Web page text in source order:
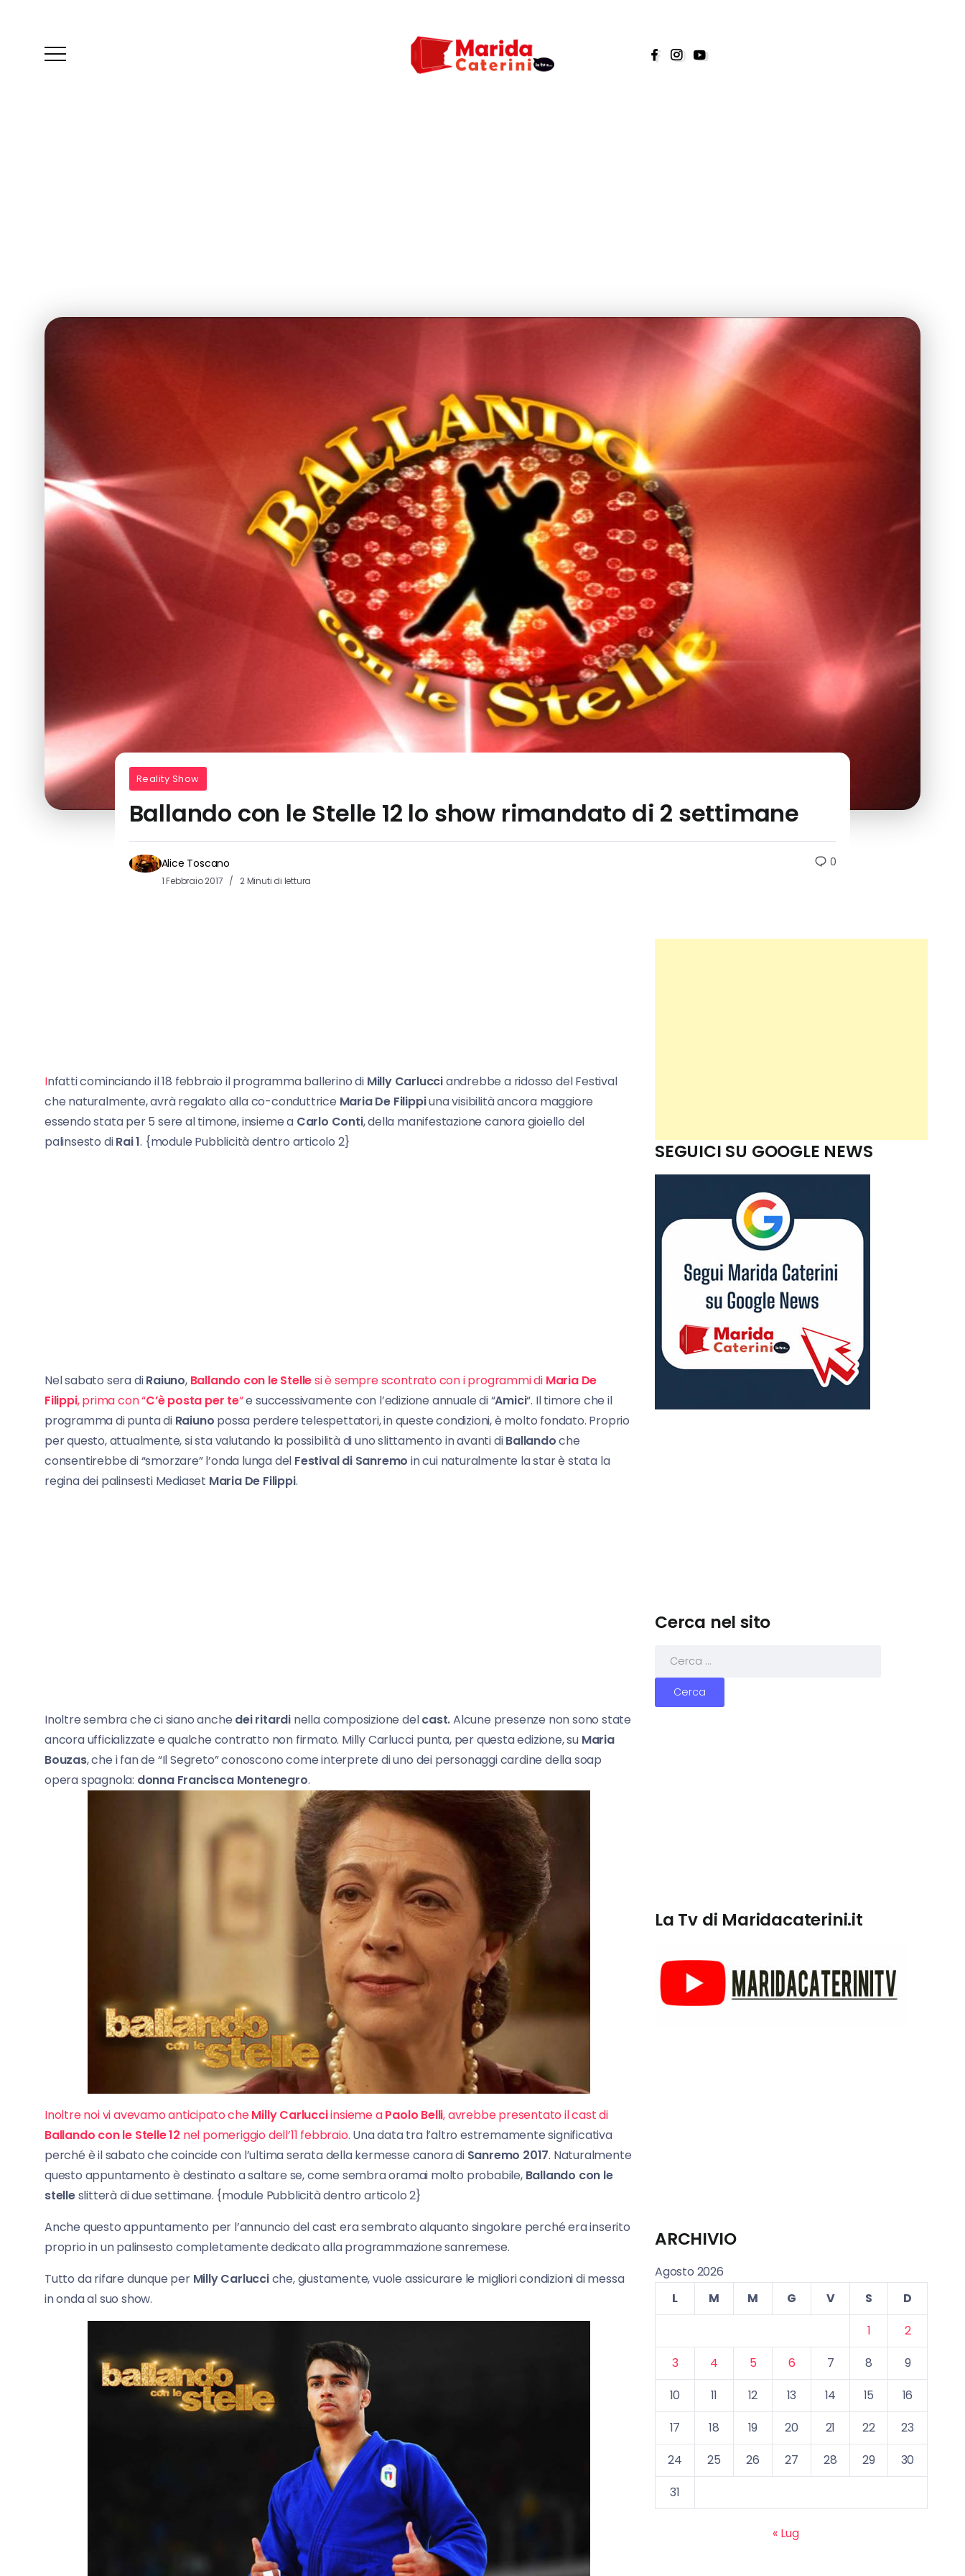
Reality Show
Ballando con le Stelle 12 lo show rimandato di 2 settimane
Alice Toscano
1 Febbraio 2017 2 Minuti di lettura
0
Infatti cominciando il 18 febbraio il programma ballerino di Milly Carlucciandrebbe a ridosso del Festival
che naturalmente, avrà regalato alla co-conduttrice Maria De Filippiuna visibilità ancora maggiore
essendo stata per 5 sere al timone, insieme a Carlo Conti, della manifestazione canora gioiello del
palinsesto diRai 1. {module Pubblicità dentro articolo 2}
Nel sabato sera diRaiuno, Ballando con le Stellesi è sempre scontrato con i programmi di Maria De
Filippi, prima con “C’è posta per te“e successivamente con l’edizione annuale di “Amici“. Il timore che il
programma di punta di Raiuno possa perdere telespettatori, in queste condizioni, è molto fondato. Proprio
per questo, attualmente, si sta valutando la possibilità di uno slittamento in avanti diBallandoche
consentirebbe di “smorzare” l’onda lunga del Festival di Sanremo in cui naturalmente la star è stata la
regina dei palinsesti Mediaset Maria De Filippi.
Inoltre sembra che ci siano anche dei ritardi nella composizione delcast.Alcune presenze non sono state
ancora ufficializzate e qualche contratto non firmato. Milly Carlucci punta, per questa edizione, su Maria
Bouzas, che i fan de “Il Segreto” conoscono come interprete di uno dei personaggi cardine della soap
opera spagnola: donna Francisca Montenegro.
Inoltre noi vi avevamo anticipato cheMilly Carlucciinsieme aPaolo Belli, avrebbe presentato il cast di
Ballando con le Stelle 12 nel pomeriggio dell’11 febbraio. Una data tra l’altro estremamente significativa
perché è il sabato che coincide con l’ultima serata della kermesse canora di Sanremo 2017. Naturalmente
questo appuntamento è destinato a saltare se, come sembra oramai molto probabile, Ballando con le
stelleslitterà di due settimane. {module Pubblicità dentro articolo 2}
Anche questo appuntamento per l’annuncio del cast era sembrato alquanto singolare perché era inserito
proprio in un palinsesto completamente dedicato alla programmazione sanremese.
Tutto da rifare dunque per Milly Carlucciche, giustamente, vuole assicurare le migliori condizioni di messa
in onda al suo show.
SEGUICI SU GOOGLE NEWS
Cerca nel sito
La Tv di Maridacaterini.it
ARCHIVIO
Agosto 2026
L
M M G V S
D
1
2
3
4 5 6 7 8
9
10
11 12 13 14 15
16
17
18 19 20 21 22
23
24
25 26 27 28 29
30
31
« Lug